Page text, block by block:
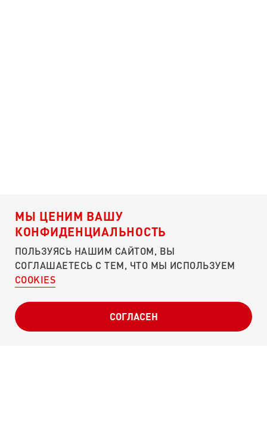
СВОДКИ ОТЧЕТНОСТЬ
МЫ ЦЕНИМ ВАШУ
КОНФИДЕНЦИАЛЬНОСТЬ
ПОЛЬЗУЯСЬ НАШИМ САЙТОМ, ВЫ
СОГЛАШАЕТЕСЬ С ТЕМ, ЧТО МЫ ИСПОЛЬЗУЕМ
COOKIES
СОГЛАСЕН